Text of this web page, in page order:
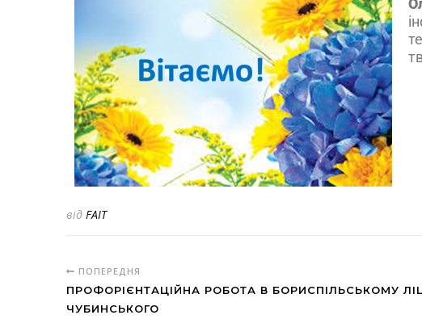
від FAIT
ПОПЕРЕДНЯ
ПРОФОРІЄНТАЦІЙНА РОБОТА В БОРИСПІЛЬСЬКОМУ
ЧУБИНСЬКОГО